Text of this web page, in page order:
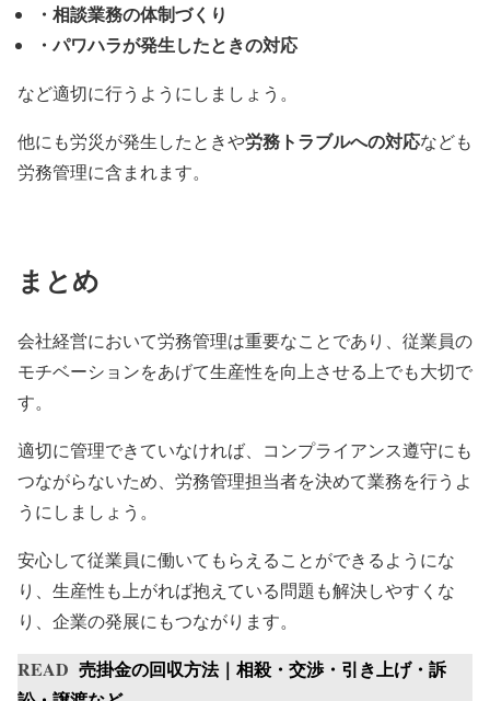
・相談業務の体制づくり
・パワハラが発生したときの対応
など適切に行うようにしましょう。
他にも労災が発生したときや労務トラブルへの対応なども
労務管理に含まれます。
まとめ
会社経営において労務管理は重要なことであり、従業員の
モチベーションをあげて生産性を向上させる上でも大切で
す。
適切に管理できていなければ、コンプライアンス遵守にも
つながらないため、労務管理担当者を決めて業務を行うよ
うにしましょう。
安心して従業員に働いてもらえることができるようにな
り、生産性も上がれば抱えている問題も解決しやすくな
り、企業の発展にもつながります。
READ 売掛金の回収方法｜相殺・交渉・引き上げ・訴